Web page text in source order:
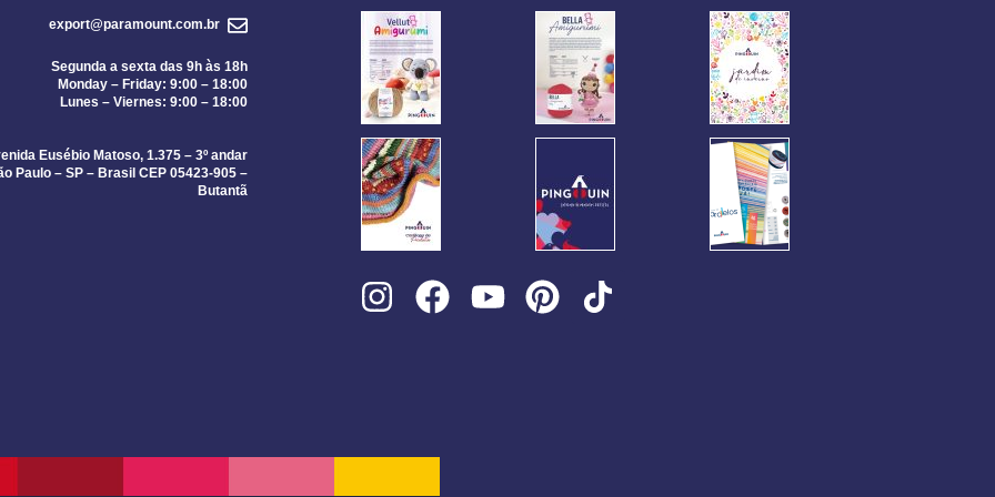
export@paramount.com.br
Segunda a sexta das 9h às 18h
Monday – Friday: 9:00 – 18:00
Lunes – Viernes: 9:00 – 18:00
Eusébio Matoso, 1.375 – 3º andar
Paulo – SP – Brasil CEP 05423-905 –
Butantã